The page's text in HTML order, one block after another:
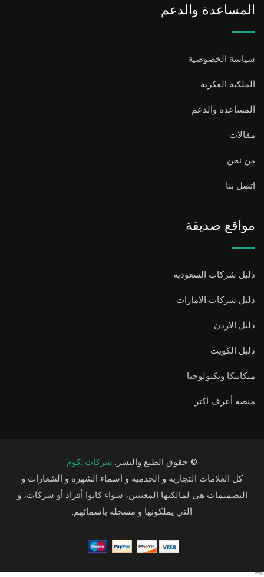
المساعدة والدعم
سياسة الخصوصية
الملكية الفكرية
المساعدة والدعم
مقالات
من نحن
اتصل بنا
مواقع صديقة
دليل شركات السعودية
دليل شركات الامارات
دليل الاردن
دليل الكويت
ميكانيكا وتكنولوجيا
منصة أعرف اكتر
© حقوق الطبع والنشر. شركات .كوم
كل العلامات التجارية و الخدمية و أسماء الشهرة و الشعارات و
التصميمات هي لمالكيها المعنيين، سواء كانوا أفراد أو شركات، و
التي يملكونها و مسجلة بأسمائهم.